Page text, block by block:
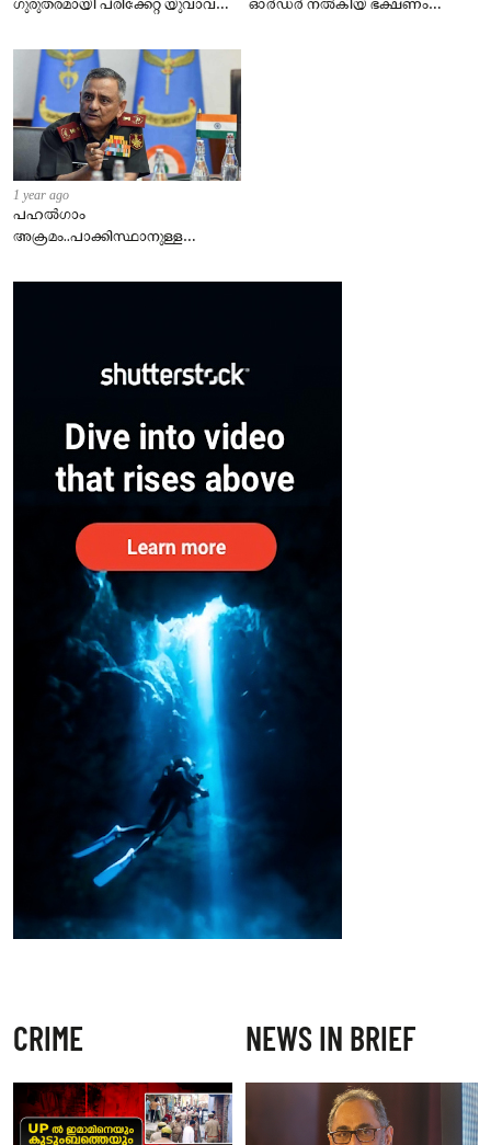
ഗുരുതരമായി പരിക്കേറ്റ യുവാവ്
ഓർഡർ നൽകിയ ഭക്ഷണം
1 year ago
പഹൽഗാം
അക്രമം..പാക്കിസ്ഥാനുള്ള
വിജയമാണ് പ്രധാനം
CRIME NEWS IN BRIEF